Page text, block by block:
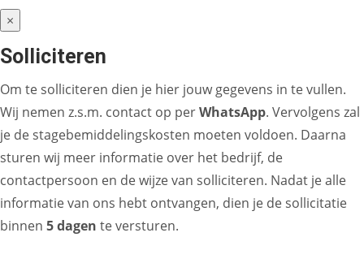
×
Solliciteren
Om te solliciteren dien je hier jouw gegevens in te vullen.
Wij nemen z.s.m. contact op perWhatsApp. Vervolgens zal
je de stagebemiddelingskosten moeten voldoen. Daarna
sturen wij meer informatie over het bedrijf, de
contactpersoon en de wijze van solliciteren. Nadat je alle
informatie van ons hebt ontvangen, dien je de sollicitatie
binnen 5 dagen te versturen.